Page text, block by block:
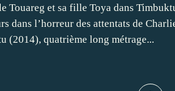
Touareg et sa fille Toya dans
dans l’horreur des attentats de
(2014), quatrième long métrage...